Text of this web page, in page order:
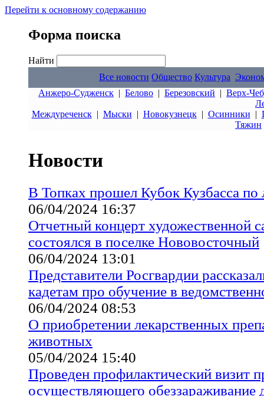
Перейти к основному содержанию
Форма поиска
Найти
Все новости Общество Культура
Анжеро-Судженск | Белово | Березовский | Верх-
Междуреченск| Мыски | Новокузнецк| Осинники |
Тяжин
Новости
В Топках прошел Кубок Кузбасса
06/04/2024 16:37
Отчетный концерт художественной
состоялся в поселке Нововосточный
06/04/2024 13:01
Представители Росгвардии
кадетам про обучение в
06/04/2024 08:53
О приобретении лекарственных
животных
05/04/2024 15:40
Проведен профилактический визит
осуществляющего обеззараживание